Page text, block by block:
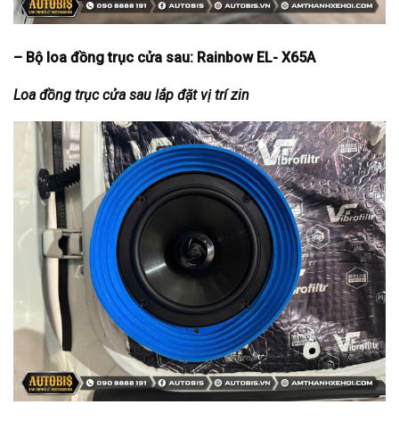
– Bộ loa đồng trục cửa sau: Rainbow EL- X65A
Loa đồng trục cửa sau lắp đặt vị trí zin